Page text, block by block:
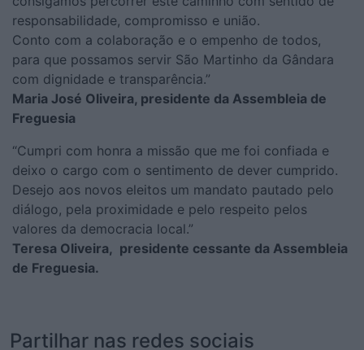
responsabilidade, compromisso e união.
Conto com a colaboração e o empenho de todos,
para que possamos servir São Martinho da Gândara
com dignidade e transparência.”
Maria José Oliveira, presidente da Assembleia de
Freguesia
“Cumpri com honra a missão que me foi confiada e
deixo o cargo com o sentimento de dever cumprido.
Desejo aos novos eleitos um mandato pautado pelo
diálogo, pela proximidade e pelo respeito pelos
valores da democracia local.”
Teresa Oliveira, presidente cessante da Assembleia
de Freguesia.
Partilhar nas redes sociais